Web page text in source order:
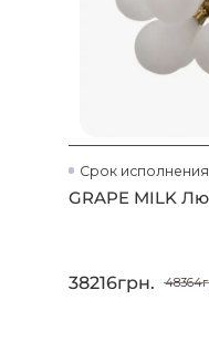
Срок
GRAPE MILK
38216грн.